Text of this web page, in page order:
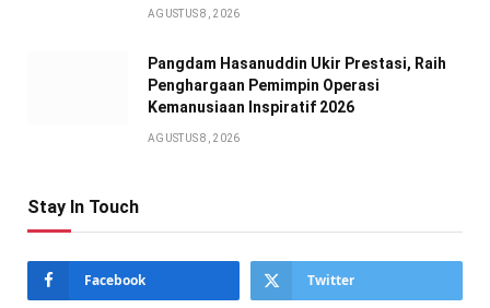
AGUSTUS 8, 2026
Pangdam Hasanuddin Ukir Prestasi, Raih
Penghargaan Pemimpin Operasi
Kemanusiaan Inspiratif 2026
AGUSTUS 8, 2026
Stay In Touch
Facebook Twitter